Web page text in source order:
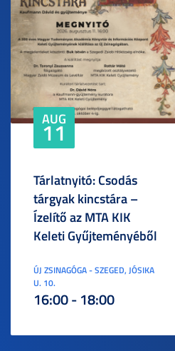
AUG
11
Tárlatnyitó: Csodás
tárgyak kincstára –
Ízelítő az MTA KIK
Keleti Gyűjteményéből
ÚJ ZSINAGÓGA - SZEGED, JÓSIKA
U. 10.
16:00 - 18:00